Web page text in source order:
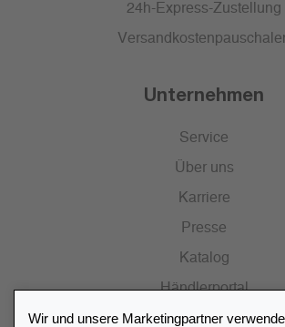
24h-Express-Zustellung
Unternehmen
Service
Über uns
Karriere
Presse
Katalog
Händlerportal
Wir und unsere Marketingpartner